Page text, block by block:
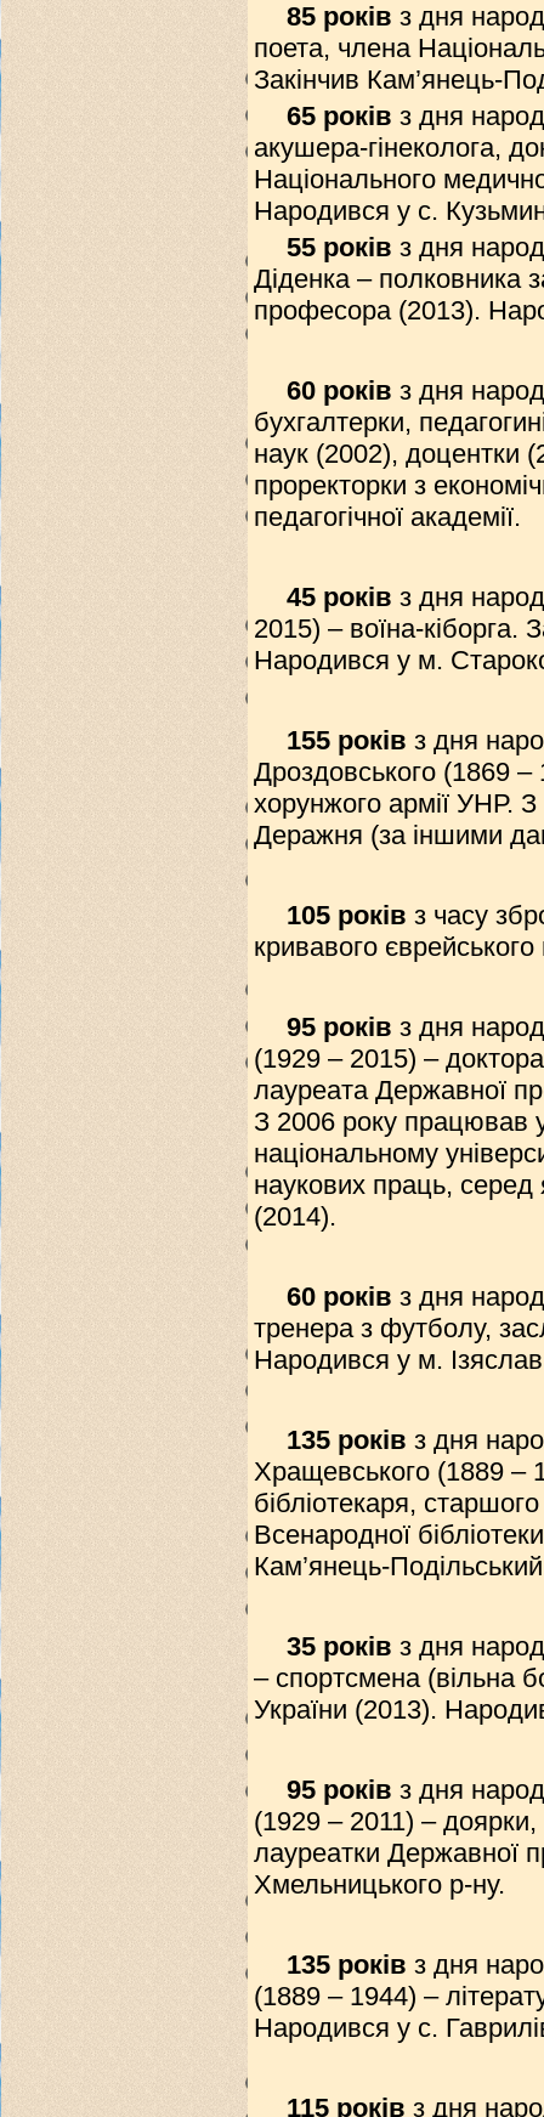
85 років з дня
поета, члена
Закінчив Кам’янець-
65 років з дня
акушера-гінеколога,
Національного
Народився у с.
55 років з дня
Діденка – полковника
професора (2013).
60 років з дня
бухгалтерки,
наук (2002), доцентки
проректорки з
педагогічної академії.
45 років з дня
2015) – воїна-кіборга.
Народився у м.
155 років з дня
Дроздовського (1869 –
хорунжого армії УНР.
Деражня (за іншими
105 років з часу
кривавого
95 років з дня
(1929 – 2015) –
лауреата Державної
З 2006 року працював
національному
наукових праць, серед
(2014).
60 років з дня
тренера з футболу,
Народився у м.
135 років з дня
Хращевського (1889 –
бібліотекаря, старшого
Всенародної
Кам’янець-
35 років з дня
– спортсмена (вільна
України (2013).
95 років з дня
(1929 – 2011) – доярки,
лауреатки Державної
Хмельницького р-ну.
135 років з дня
(1889 – 1944) –
Народився у с.
115 років з дня